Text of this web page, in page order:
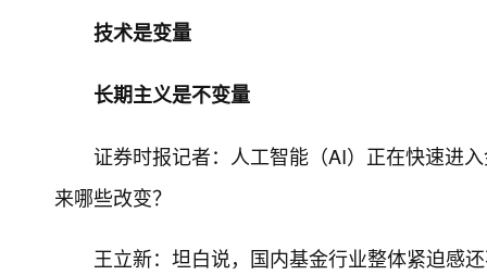
技术是变量
长期主义是不变量
证券时报记者：人工智能（AI）正在快速进
来哪些改变？
王立新：坦白说，国内基金行业整体紧迫感